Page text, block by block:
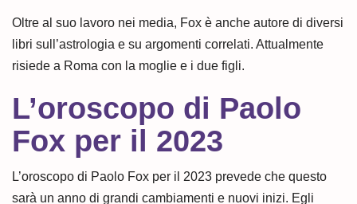
Oltre al suo lavoro nei media, Fox è anche autore di diversi
libri sull’astrologia e su argomenti correlati. Attualmente
risiede a Roma con la moglie e i due figli.
L’oroscopo di Paolo
Fox per il 2023
L’oroscopo di Paolo Fox per il 2023 prevede che questo
sarà un anno di grandi cambiamenti e nuovi inizi. Egli